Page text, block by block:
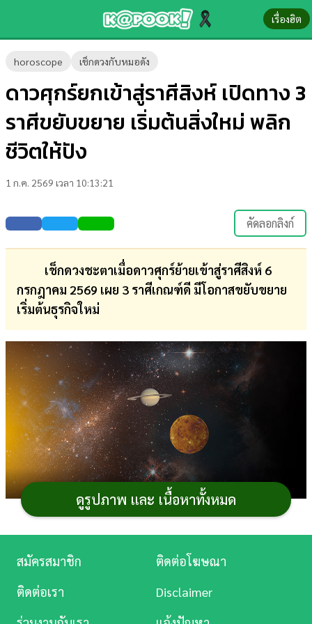
เรื่องฮิต
horoscope เช็กดวงกับหมอดัง
ดาวศุกร์ยกเข้าสู่ราศีสิงห์ เปิดทาง 3
ราศีขยับขยาย เริ่มต้นสิ่งใหม่ พลิก
ชีวิตให้ปัง
1 ก.ค. 2569 เวลา 10:13:21
คัดลอกลิงก์
เช็กดวงชะตาเมื่อดาวศุกร์ย้ายเข้าสู่ราศีสิงห์ 6
กรกฎาคม 2569 เผย 3 ราศีเกณฑ์ดี มีโอกาสขยับขยาย
เริ่มต้นธุรกิจใหม่
สายมูเตรียมตัวให้พร้อม วันที่ 6 กรกฎาคม 2569 นี้ เกิด
ปรากฏการณ์ทางโหราศาสตร์ครั้งสำคัญ เมื่อ "
ดูรูปภาพ และ เนื้อหาทั้งหมด
ข่าว-
ความ
รู้
บันเทิง
ตรวจ
หวย
บอล
สด
เงิน
การ
ศึกษา
บันเทิง
ดู
หนัง
สมัครสมาชิก
ติดต่อโฆษณา
ติดต่อเรา
Disclaimer